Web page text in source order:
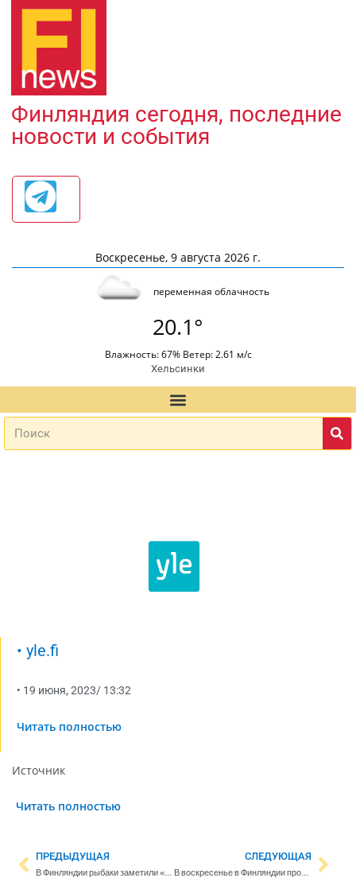
Финляндия сегодня, последние
новости и события
Воскресенье, 9 августа 2026 г.
переменная облачность
20.1°
Влажность: 67% Ветер: 2.61 м/с
Хельсинки
• yle.fi
• 19 июня, 2023/ 13:32
Читать полностью
Источник
Читать полностью
ПРЕДЫДУЩАЯ
В Финляндии рыбаки заметили «кусачего» окуня
СЛЕДУЮЩАЯ
В воскресенье в Финляндии протестовали против программы нового правительства